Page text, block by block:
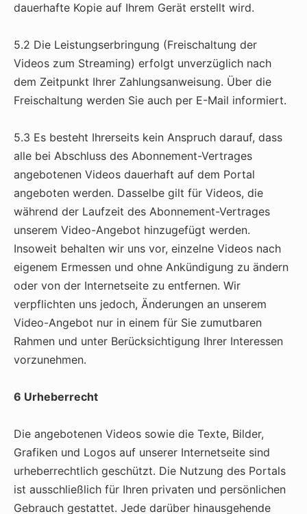
dauerhafte Kopie auf Ihrem Gerät erstellt wird.
5.2 Die Leistungserbringung (Freischaltung der
Videos zum Streaming) erfolgt unverzüglich nach
dem Zeitpunkt Ihrer Zahlungsanweisung. Über die
Freischaltung werden Sie auch per E-Mail informiert.
5.3 Es besteht Ihrerseits kein Anspruch darauf, dass
alle bei Abschluss des Abonnement-Vertrages
angebotenen Videos dauerhaft auf dem Portal
angeboten werden. Dasselbe gilt für Videos, die
während der Laufzeit des Abonnement-Vertrages
unserem Video-Angebot hinzugefügt werden.
Insoweit behalten wir uns vor, einzelne Videos nach
eigenem Ermessen und ohne Ankündigung zu ändern
oder von der Internetseite zu entfernen. Wir
verpflichten uns jedoch, Änderungen an unserem
Video-Angebot nur in einem für Sie zumutbaren
Rahmen und unter Berücksichtigung Ihrer Interessen
vorzunehmen.
6 Urheberrecht
Die angebotenen Videos sowie die Texte, Bilder,
Grafiken und Logos auf unserer Internetseite sind
urheberrechtlich geschützt. Die Nutzung des Portals
ist ausschließlich für Ihren privaten und persönlichen
Gebrauch gestattet. Jede darüber hinausgehende